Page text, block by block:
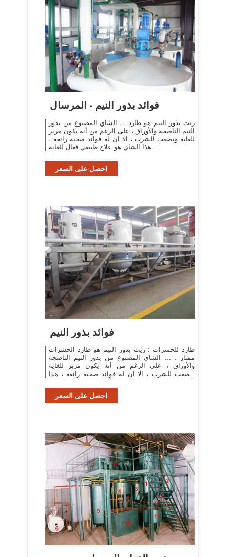
فوائد بذور النيم - المرسال
زيت بذور النيم هو طارد ... الشاي المصنوع من بذور
النيم الناضجة والأوراق ، على الرغم من أنه يكون مرير
للغاية ويصعب للشرب ، الا ان له فوائد صحية رائعة ،
هذا الشاي هو علاج طبيعي فعال للغاية ...
احصل على السعر
فوائد بذور النيم
طارد للحشرات : زيت بذور النيم هو طارد الحشرات
ممتاز . ... الشاي المصنوع من بذور النيم الناضجة
والأوراق ، على الرغم من أنه يكون مرير للغاية
ويصعب للشرب ، الا ان له فوائد صحية رائعة ، هذا
احصل على السعر